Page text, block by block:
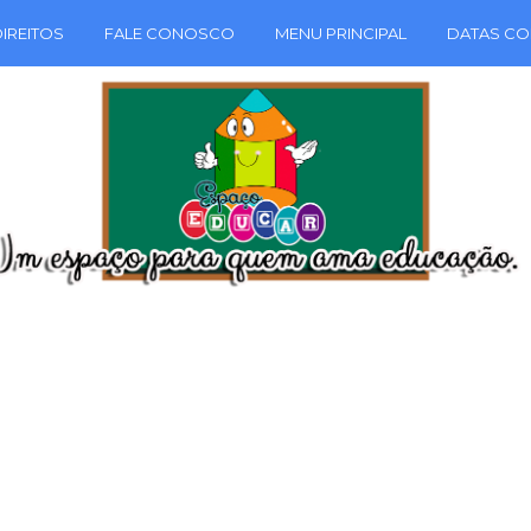
FALE CONOSCO MENU PRINCIPAL DATAS